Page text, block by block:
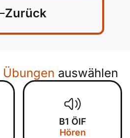
Zurück
Übungen auswählen
B1 ÖIF
Hören